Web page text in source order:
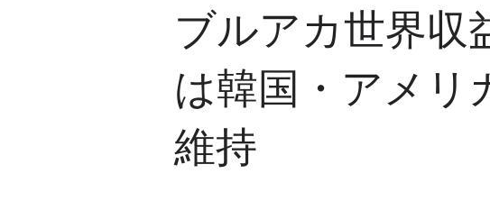
ブルアカ世界収
は韓国・アメリ
維持